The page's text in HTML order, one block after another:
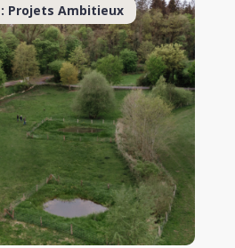
: Projets Ambitieux